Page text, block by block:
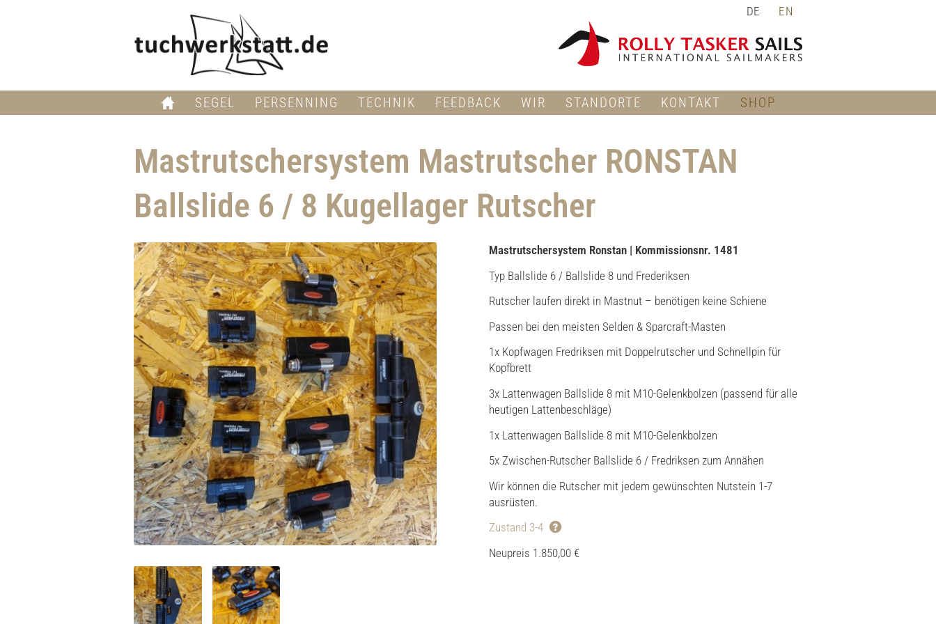
DE EN
SEGEL PERSENNING TECHNIK FEEDBACK WIR STANDORTE KONTAKT SHOP
Mastrutschersystem Mastrutscher RONSTAN
Ballslide 6 / 8 Kugellager Rutscher
Mastrutschersystem Ronstan | Kommissionsnr. 1481
Typ Ballslide 6 / Ballslide 8 und Frederiksen
Rutscher laufen direkt in Mastnut – benötigen keine Schiene
Passen bei den meisten Selden & Sparcraft-Masten
1x Kopfwagen Fredriksen mit Doppelrutscher und Schnellpin für
Kopfbrett
3x Lattenwagen Ballslide 8 mit M10-Gelenkbolzen (passend für alle
heutigen Lattenbeschläge)
1x Lattenwagen Ballslide 8 mit M10-Gelenkbolzen
5x Zwischen-Rutscher Ballslide 6 / Fredriksen zum Annähen
Wir können die Rutscher mit jedem gewünschten Nutstein 1-7
ausrüsten.
Zustand 3-4
Neupreis 1.850,00 €